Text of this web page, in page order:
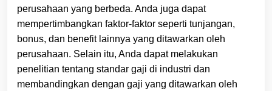
perusahaan yang berbeda. Anda juga dapat
mempertimbangkan faktor-faktor seperti tunjangan,
bonus, dan benefit lainnya yang ditawarkan oleh
perusahaan. Selain itu, Anda dapat melakukan
penelitian tentang standar gaji di industri dan
membandingkan dengan gaji yang ditawarkan oleh